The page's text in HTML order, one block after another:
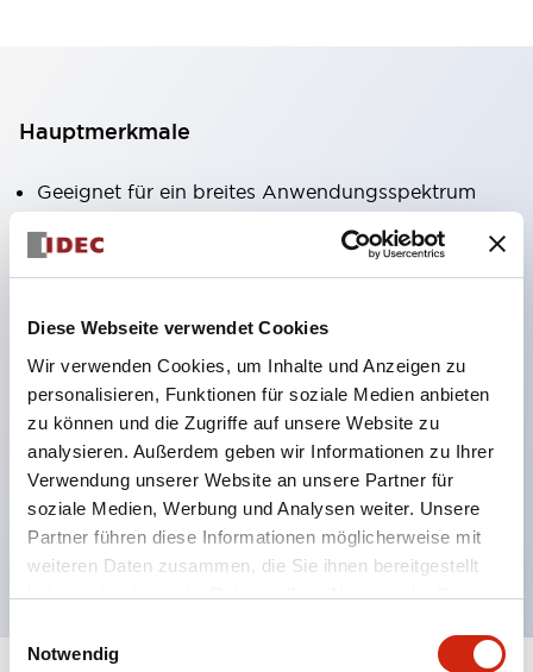
Diese Webseite verwendet Cookies
Wir verwenden Cookies, um Inhalte und Anzeigen zu
personalisieren, Funktionen für soziale Medien anbieten
zu können und die Zugriffe auf unsere Website zu
analysieren. Außerdem geben wir Informationen zu Ihrer
Verwendung unserer Website an unsere Partner für
soziale Medien, Werbung und Analysen weiter. Unsere
Partner führen diese Informationen möglicherweise mit
weiteren Daten zusammen, die Sie ihnen bereitgestellt
haben oder die sie im Rahmen Ihrer Nutzung der Dienste
Notwendig
Hauptmerkmale
Geeignet für ein breites Anwendungsspektrum
von der Konsumelektronik bis zum FA-Bereich
LED-Beleuchtungseinheit mit integriertem
LED-Lampenkörper
Schutzarten IP40 und IP65 vollständig verfügbar
(IEC 60529)
UL- und CSA-zertifiziert. Entspricht EN (Europa)
Normen. CCC-zertifiziert (außer Anzeigeleuchten).
Mit speziellem Zubehör leicht auf Φ22 Flash-
Silhouette umstellbar